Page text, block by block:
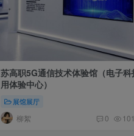
苏高职5G通信技术体验馆（电子科
用体验中心）
展馆展厅
柳絮 0 101